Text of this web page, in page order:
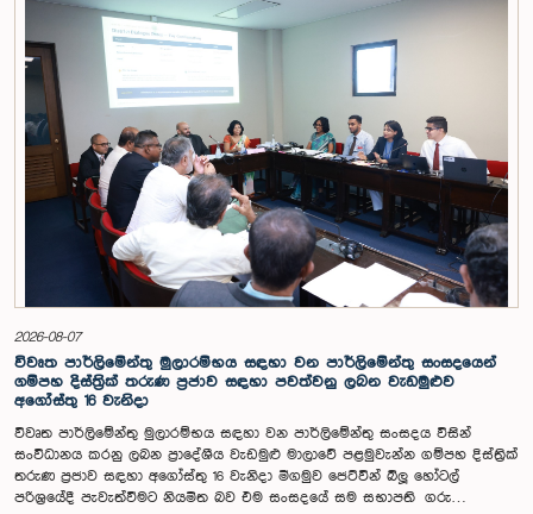
වසරවල පාර්ලිමේන්තු තේරීම් කාරක සභා වාර්තා මෙන්ම පුද්ගලයන් හා
සංවිධාන විසින් ඉදිරිපත් කර ඇති යෝජනා 31ක් පදනම් කර ගනිමින් මැතිවරණ
ප්‍රතිසංස්කරණ සම්බන්ධයෙන් දීර්ඝ ලෙස සාකච්ඡා කෙරිණි.සාකච්ඡාවේදී පළාත්
පාලන මැතිවරණ ක්‍රමය සඳහා මිශ්‍ර මැතිවරණ ක්‍රමයක් හඳුන්වා දීම, සුළු පක්ෂ
හා සුළුතර කණ්ඩායම්වල නියෝජනය තහවුරු කිරීම, කාන්තා නියෝජනය
වැඩිදියුණු කිරීම, විද්‍යුත් ඡන්ද ක්‍රමවේදයක් හඳුන්වා දීම සහ කල්තියා ඡන්දය
ප්‍රකාශ කිරීමේ පහසුකම් සැලසීම ඇතුළු යෝජනා පිළිබඳව අවධානය යොමු
විය. එමෙන්ම විදේශගත ශ්‍රී ලාංකිකයන්ට ඡන්ද අයිතිය ලබාදීම සම්බන්ධයෙන්
වන යෝජනා පිළිබඳව ද සලකා බැලුණු අතර, ඒ සඳහා අවශ්‍ය නීතිමය හා
පරිපාලනමය ප්‍රතිපාදන පිළිබඳ වැඩිදුර අධ්‍යයනය කිරීමේ අවශ්‍යතාව
අවධාරණය කෙරිණි.කාරක සභාව විසින් පත් කළ විශේෂඥ මණ්ඩලය මඟින්
ලැබී ඇති යෝජනා 31 සහ පූර්ව පාර්ලිමේන්තු තේරීම් කාරක සභා වාර්තා
විශ්ලේෂණය කර ප්‍රායෝගික නිර්දේශ සහිත වාර්තාවක් සකස් කිරීමට නියමිත
අතර, එම නිර්දේශ සමාලෝචනය කිරීම සඳහා ඉදිරි කටයුතු සිදු කිරීමට කාරක
සභාව තීරණය කළේය.මෙම රැස්වීමට කාරක සභා සාමාජික ගරු අමාත්‍ය
ආචාර්ය උපාලි පන්නිලගේ මහතා සහ ගරු පාර්ලිමේන්තු මන්ත්‍රීවරුන් වන රවී
කරුණානායක, රුවන්තිලක ජයකොඩි සහ කදිරවේලු ෂන්මුගම් කුගදාසන් යන
මහත්වරු සහභාගී වූහ.
2026-08-07
විවෘත පාර්ලිමේන්තු මුලාරම්භය සඳහා වන පාර්ලිමේන්තු සංසදයෙන්
ගම්පහ දිස්ත්‍රික් තරුණ ප්‍රජාව සඳහා පවත්වනු ලබන වැඩමුළුව
අගෝස්තු 16 වැනිදා
විවෘත පාර්ලිමේන්තු මුලාරම්භය සඳහා වන පාර්ලිමේන්තු සංසදය විසින්
සංවිධානය කරනු ලබන ප්‍රාදේශීය වැඩමුළු මාලාවේ පළමුවැන්න ගම්පහ දිස්ත්‍රික්
තරුණ ප්‍රජාව සඳහා අගෝස්තු 16 වැනිදා මීගමුව ජෙට්වින් බ්ලූ හෝටල්
පරිශ්‍රයේදී පැවැත්වීමට නියමිත බව එම සංසදයේ සම සභාපති ගරු